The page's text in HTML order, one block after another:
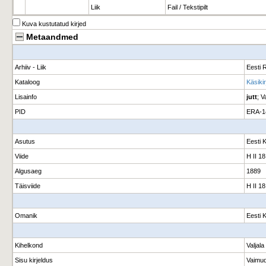
Liik Fail / Tekstipilt
Kuva kustutatud kirjed
Metaandmed
Arhiiv - Liik Eesti
Kataloog
Lisainfo jutt;
PID ERA-
Asutus Eesti
Viide H II
Algusaeg 1889
Täisviide H II
Omanik Eesti
Kihelkond
Sisu kirjeldus